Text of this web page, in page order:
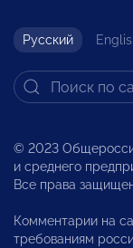
Русский
© 2023
и среднего
Все права
Комментарии на
требованиям